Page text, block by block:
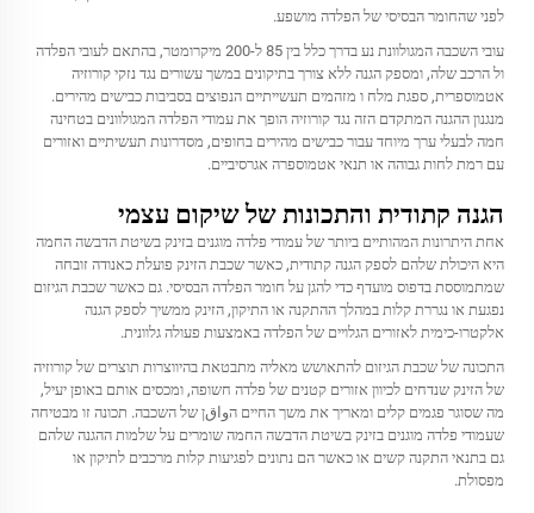
לפני שהחומר הבסיסי של הפלדה מושפע.
עובי השכבה המגולוונת נע בדרך כלל בין 85 ל-200 מיקרומטר, בהתאם לעובי הפלדה
ול הרכב שלה, ומספק הגנה ללא צורך בתיקונים במשך עשורים נגד נזקי קורוזיה
אטמוספרית, ספגת מלח ו מזהמים תעשייתיים הנפוצים בסביבות כבישים מהירים.
מנגנון ההגנה המתקדם הזה נגד קורוזיה הופך את עמודי הפלדה המגולוונים בטחינה
חמה לבעלי ערך מיוחד עבור כבישים מהירים בחופים, מסדרונות תעשיתיים ואזורים
עם רמת לחות גבוהה או תנאי אטמוספרה אגרסיביים.
הגנה קתודית והתכונות של שיקום עצמי
אחת היתרונות המהותיים ביותר של עמודי פלדה מוגנים בזינק בשיטת הדבשה החמה
היא היכולת שלהם לספק הגנה קתודית, כאשר שכבת הזינק פועלת כאנודה זובחה
שמתמוססת בדפוס מועדף כדי להגן על חומר הפלדה הבסיסי. גם כאשר שכבת הגיזום
נפגעת או נגררת קלות במהלך ההתקנה או התיקון, הזינק ממשיך לספק הגנה
אלקטרו-כימית לאזורים הגלויים של הפלדה באמצעות פעולה גלוונית.
התכונה של שכבת הגיזום להתאושש מאליה מתבטאת בהיווצרות תוצרים של קורוזיה
של הזינק שנדחים לכיוון אזורים קטנים של פלדה חשופה, ומכסים אותם באופן יעיל,
מה שסוגר פגמים קלים ומאריך את משך החיים הواقן של השכבה. תכונה זו מבטיחה
שעמודי פלדה מוגנים בזינק בשיטת הדבשה החמה שומרים על שלמות ההגנה שלהם
גם בתנאי התקנה קשים או כאשר הם נתונים לפגיעות קלות מרכבים לתיקון או
מפסולת.